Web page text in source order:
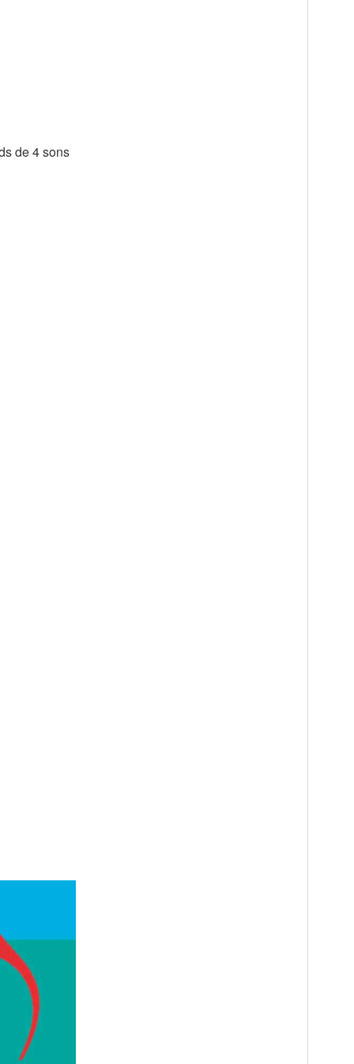
de 4 sons